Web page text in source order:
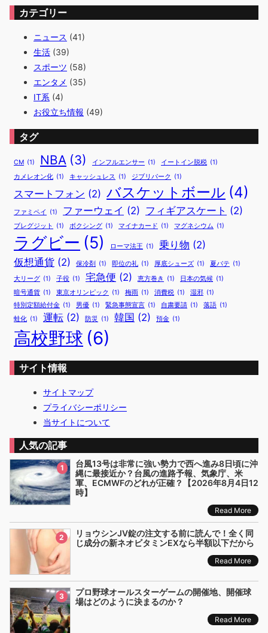
カテゴリー
ニュース (41)
生活 (39)
スポーツ (58)
エンタメ (35)
IT系 (4)
お役立ち情報 (49)
タグ
CM (1) NBA (3) インフルエンサー (1) イートイン脱税 (1)
カメレオン化 (1) キャッシュレス (1) ジブリパーク (1)
スマートフォン (2) バスケットボール (4)
ファミペイ (1) ファーウェイ (2) フィギアスケート (2)
ブレグジット (1) ボクシング (1) マイナカード (1) マグネシウム (1)
ラグビー (5) ローマ法王 (1) 乗り物 (2)
仮想通貨 (2) 保冷剤 (1) 即位の礼 (1) 厚底シューズ (1) 夏バテ (1)
大リーグ (1) 子役 (1) 宅急便 (2) 恵方巻き (1) 日本の気候 (1)
暗号通貨 (1) 東京オリンピック (1) 梅雨 (1) 消費税 (1) 湿邪 (1)
特別定額給付金 (1) 男優 (1) 緊急事態宣言 (1) 自粛要請 (1) 落語 (1)
蛙化 (1) 運転 (2) 防災 (1) 韓国 (2) 預金 (1)
高校野球 (6)
サイト情報
サイトマップ
プライバシーポリシー
当サイトについて
人気の記事
1
台風13号は非常に強い勢力で西へ進み8日頃に沖
縄に最接近か？台風の進路予報、気象庁、米
軍、ECMWFのどれが正確？【2026年8月4日12
時】
Read More
2
リョウシンJV錠の注文する前に読んで！全く同
じ成分の新ネオビタミンEXなら半額以下だから
Read More
3
プロ野球オールスターゲームの開催地、開催球
場はどのように決まるのか？
Read More